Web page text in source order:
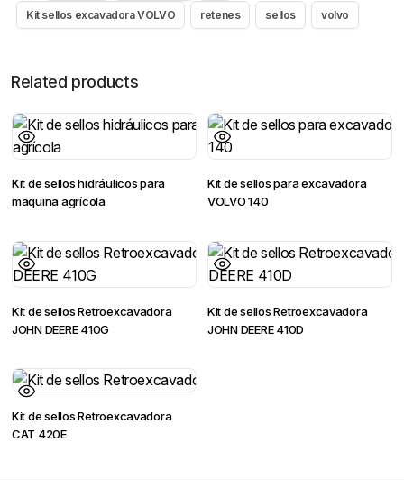
Kit sellos excavadora VOLVO retenes sellos volvo
Related products
Kit de sellos hidráulicos para
maquina agrícola
Kit de sellos para excavadora
VOLVO 140
Kit de sellos Retroexcavadora
JOHN DEERE 410G
Kit de sellos Retroexcavadora
JOHN DEERE 410D
Kit de sellos Retroexcavadora
CAT 420E